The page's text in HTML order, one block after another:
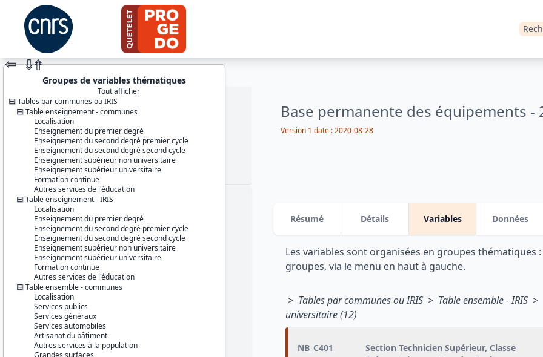
JEU DE DONNÉES
Base permanente des équipements -
Version 1 date : 2020-08-28
⇦ ⇮⇮
Groupes de variables thématiques
Tout afficher
Tables par communes ou IRIS
Table enseignement - communes
Localisation
Enseignement du premier degré
Enseignement du second degré premier cycle
Enseignement du second degré second cycle
Enseignement supérieur non universitaire
Enseignement supérieur universitaire
Formation continue
Autres services de l'éducation
Table enseignement - IRIS
Localisation
Enseignement du premier degré
Enseignement du second degré premier cycle
Enseignement du second degré second cycle
Enseignement supérieur non universitaire
Enseignement supérieur universitaire
Formation continue
Autres services de l'éducation
Table ensemble - communes
Localisation
Services publics
Services généraux
Services automobiles
Artisanat du bâtiment
Autres services à la population
Grandes surfaces
Identifiants :
lil-1444
doi:10.13144/lil-1444
Thème :
Données localisées
Série :Base permanente des
équipements (BPE)
Martinique
Guyane
La Réunion
Résumé Détails Variables Données
Les variables sont organisées en groupes thématiques
groupes, via le menu en haut à gauche.
> Tables par communes ou IRIS > Table ensemble - IRIS
universitaire (12)
NB_C401
Section Technicien Supérieur, Classe